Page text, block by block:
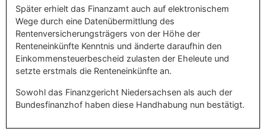
Später erhielt das Finanzamt auch auf elektronischem
Wege durch eine Datenübermittlung des
Rentenversicherungsträgers von der Höhe der
Renteneinkünfte Kenntnis und änderte daraufhin den
Einkommensteuerbescheid zulasten der Eheleute und
setzte erstmals die Renteneinkünfte an.
Sowohl das Finanzgericht Niedersachsen als auch der
Bundesfinanzhof haben diese Handhabung nun bestätigt.